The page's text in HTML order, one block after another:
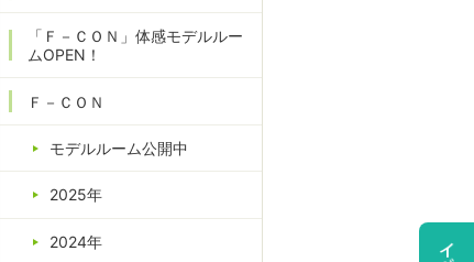
「Ｆ－ＣＯＮ」体感モデルルー
ムOPEN！
Ｆ－ＣＯＮ
モデルルーム公開中
2025年
2024年